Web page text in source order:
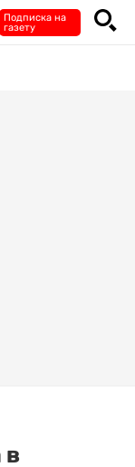
Подписка на
газету
в